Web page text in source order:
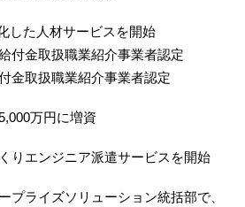
した人材サービスを開始
付金取扱職業紹介事業者認定
金取扱職業紹介事業者認定
万円に増資
りエンジニア派遣サービスを開始
プライズソリューション統括部で、